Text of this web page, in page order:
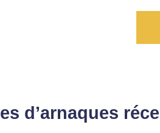
d’arnaques